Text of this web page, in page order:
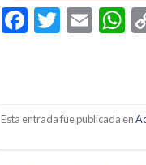
Facebook
Twitter
Esta entrada fue publicada en